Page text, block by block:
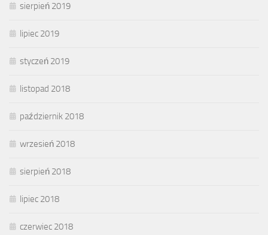
sierpień 2019
lipiec 2019
styczeń 2019
listopad 2018
październik 2018
wrzesień 2018
sierpień 2018
lipiec 2018
czerwiec 2018